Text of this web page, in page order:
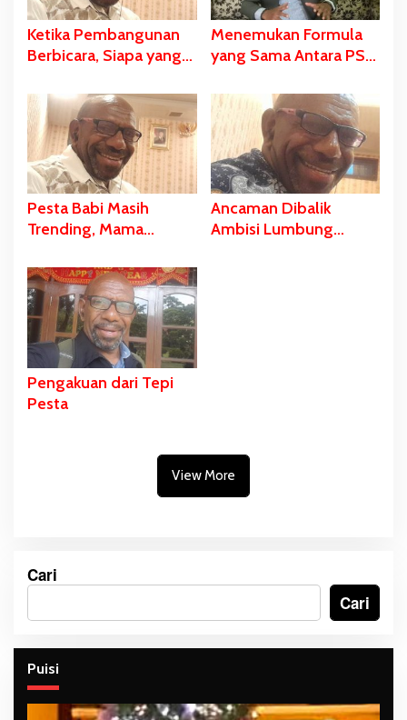
Ketika Pembangunan
Berbicara, Siapa yang
dan Kekerasan Diam-
Diam Negara
Menemukan Formula
yang Sama Antara PSN
Wambad dan Mbulalo
Dalam Budaya Orang
Malind
Pesta Babi Masih
Trending, Mama
Ancaman Dibalik
Ambisi Lumbung
Pengakuan dari Tepi
Pesta
View More
Cari
Cari
Puisi